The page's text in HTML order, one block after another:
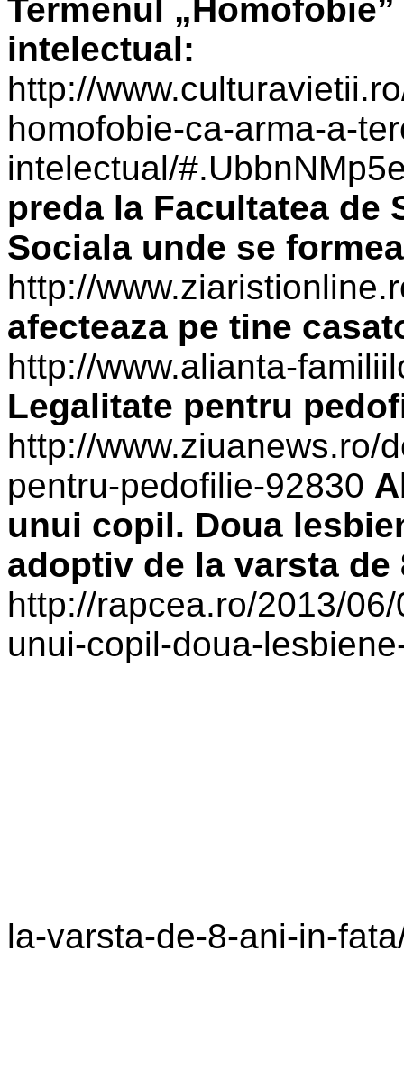
Termenul
intelectual:
http://
homofobie-ca-arma-a-
intelectual/
preda la Facultatea de
Sociala unde se
http://
afecteaza pe tine
http://www.alianta-
Legalitate pentru
http://www.ziuanews.ro/
pentru-pedofilie-92830
unui copil. Doua
adoptiv de la varsta de
http://rapcea.ro/2013/
unui-copil-doua-
la-varsta-de-8-ani-in-